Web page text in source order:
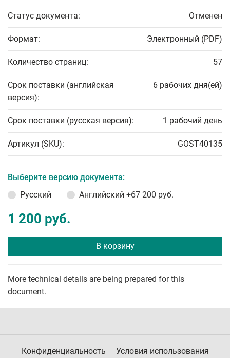
Статус документа: Отменен
Формат: Электронный (PDF)
Количество страниц: 57
Срок поставки (английская
версия):
6 рабочих дня(ей)
Срок поставки (русская версия): 1 рабочий день
Артикул (SKU): GOST40135
Выберите версию документа:
Русский
Английский +67 200 руб.
1 200 руб.
В корзину
More technical details are being prepared for this
document.
Конфиденциальность Условия использования